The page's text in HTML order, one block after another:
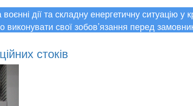
дії та складну енергетичну ситуацію у
свої зобов’язання перед
стоків